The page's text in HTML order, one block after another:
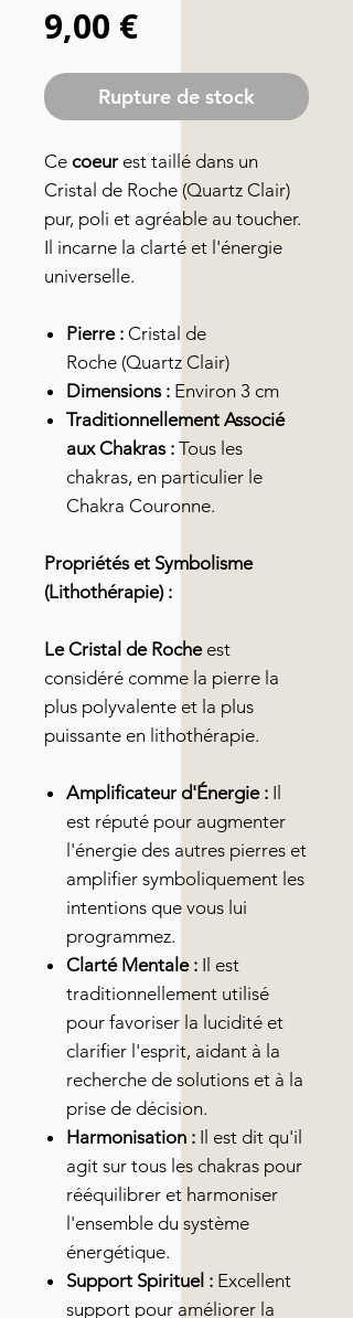
9,00 €Prix
Rupture de stock
Ce coeur est taillé dans un
Cristal de Roche (Quartz Clair)
pur, poli et agréable au toucher.
Il incarne la clarté et l'énergie
universelle.
Pierre : Cristal de
Roche (Quartz Clair)
Dimensions : Environ 3 cm
Traditionnellement Associé
aux Chakras : Tous les
chakras, en particulier le
Chakra Couronne.
Propriétés et Symbolisme
(Lithothérapie) :
Le Cristal de Rocheest
considéré comme la pierre la
plus polyvalente et la plus
puissante en lithothérapie.
Amplificateur d'Énergie : Il
est réputé pour augmenter
l'énergie des autres pierres et
amplifier symboliquement les
intentions que vous lui
programmez.
Clarté Mentale : Il est
traditionnellement utilisé
pour favoriser la lucidité et
clarifier l'esprit, aidant à la
recherche de solutions et à la
prise de décision.
Harmonisation : Il est dit qu'il
agit sur tous les chakras pour
rééquilibrer et harmoniser
l'ensemble du système
énergétique.
Support Spirituel : Excellent
support pour améliorer la